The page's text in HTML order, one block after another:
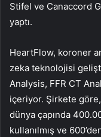
Stifel ve Canaccord
yaptı.
HeartFlow, koroner
zeka teknolojisi
Analysis, FFR CT
içeriyor. Şirkete
dünya çapında
kullanılmış ve